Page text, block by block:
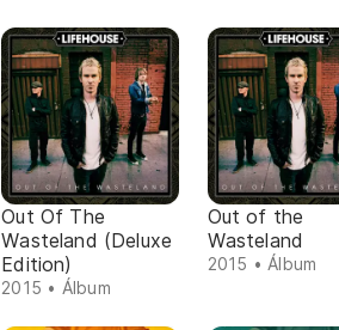
Out Of The
Wasteland (Deluxe
Edition)
2015 • Álbum
Out of the
Wasteland
2015 • Álbum